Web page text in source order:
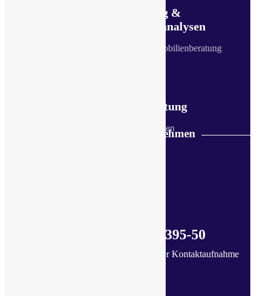
Wertermittlung &
Wirtschaftlichkeitsanalysen
Immobilien-Analysen und Immobilienberatung
Immobilienberatung
Immobilien-Analysen
Jetzt Kontakt aufnehmen
Tel.: 07541 / 399 395-50
...Noch immer der schnellste Weg der Kontaktaufnahme